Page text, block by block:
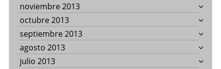
noviembre 2013
octubre 2013
septiembre 2013
agosto 2013
julio 2013